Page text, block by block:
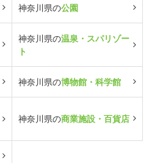
神奈川県の公園
神奈川県の温泉・スパリゾー
ト
神奈川県の博物館・科学館
神奈川県の商業施設・百貨店